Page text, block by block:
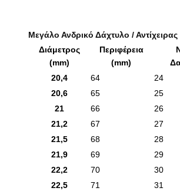
Μεγάλο Ανδρικό Δάχτυλο / Αντίχειρας
Διάμετρος
(mm)
Περιφέρεια
(mm)
20,4
64
24
20,6
65
25
21
66
26
21,2
67
27
21,5
68
28
21,9
69
29
22,2
70
30
22,5
71
31